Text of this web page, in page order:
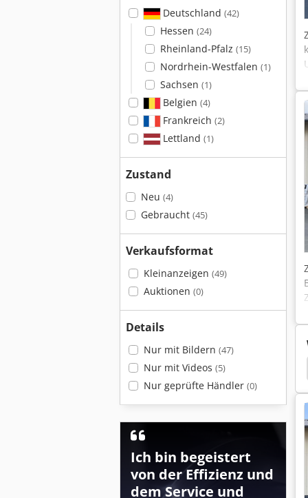
Deutschland (42)
Hessen (24)
Rheinland-Pfalz (15)
Nordrhein-Westfalen (1)
Sachsen (1)
Belgien (4)
Frankreich (2)
Lettland (1)
Zustand
Neu (4)
Gebraucht (45)
Verkaufsformat
Kleinanzeigen (49)
Auktionen (0)
Details
Nur mit Bildern (47)
Nur mit Videos (5)
Nur geprüfte Händler (0)
Ich bin begeistert
von der Effizienz und
dem Service und
Heuwender Massey Ferguson 1085